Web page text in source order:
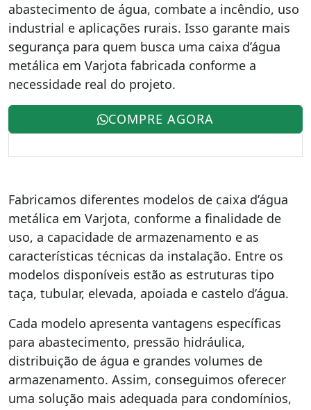
abastecimento de água, combate a incêndio, uso
industrial e aplicações rurais. Isso garante mais
segurança para quem busca uma caixa d’água
metálica em Varjota fabricada conforme a
necessidade real do projeto.
COMPRE AGORA
Fabricamos diferentes modelos de caixa d’água
metálica em Varjota, conforme a finalidade de
uso, a capacidade de armazenamento e as
características técnicas da instalação. Entre os
modelos disponíveis estão as estruturas tipo
taça, tubular, elevada, apoiada e castelo d’água.
Cada modelo apresenta vantagens específicas
para abastecimento, pressão hidráulica,
distribuição de água e grandes volumes de
armazenamento. Assim, conseguimos oferecer
uma solução mais adequada para condomínios,